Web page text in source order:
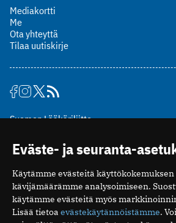
Mediakortti
Me
Ota yhteyttä
Tilaa uutiskirje
Suomen Lääkäriliitto
00510 Helsinki
puh. (09) 393 091
toimitus@potilaanlaakarilehti.fi
ISSN 2323-9476
Eväste- ja seuranta-
Käytämme evästeitä
kävijämäärämme analysoimiseen.
käytämme evästeitä myös
Lisää tietoa evästekäytännöistämme.